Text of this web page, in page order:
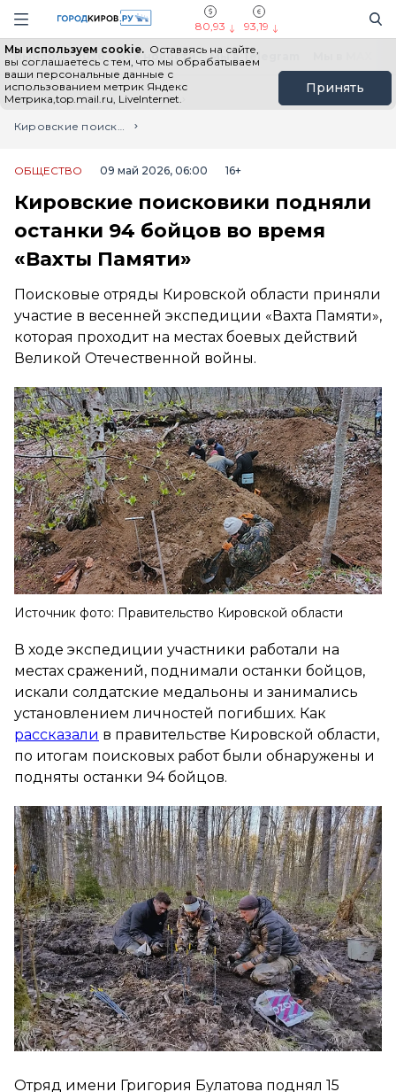
Навигация сайта
80,93 93,19
Мы используем cookie. Оставаясь на сайте,
вы соглашаетесь с тем, что мы обрабатываем
ваши персональные данные с
использованием метрик Яндекс
Метрика,top.mail.ru, LiveInternet.
Принять
Выборы - 2026 Все новости Мы в Telegram
Главная
Лента новостей
Кировские поисковики подняли останки 94 бойцов во время «Вахты Памяти»
ОБЩЕСТВО 09 май 2026, 06:00 16+
Кировские поисковики подняли
останки 94 бойцов во время
«Вахты Памяти»
Поисковые отряды Кировской области приняли
участие в весенней экспедиции «Вахта Памяти»,
которая проходит на местах боевых действий
Великой Отечественной войны.
Источник фото: Правительство Кировской области
В ходе экспедиции участники работали на
местах сражений, поднимали останки бойцов,
искали солдатские медальоны и занимались
установлением личностей погибших. Как
рассказали в правительстве Кировской области,
по итогам поисковых работ были обнаружены и
подняты останки 94 бойцов.
Отряд имени Григория Булатова поднял 15